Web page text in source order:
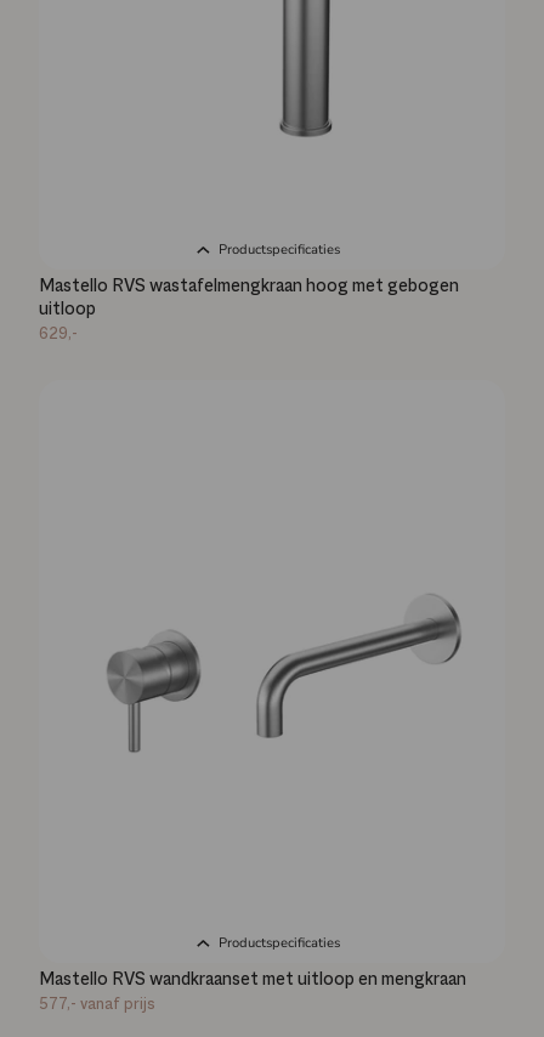
Productspecificaties
Mastello RVS wastafelmengkraan hoog met gebogen
uitloop
629,-
Productspecificaties
Mastello RVS wandkraanset met uitloop en mengkraan
577,- vanaf prijs